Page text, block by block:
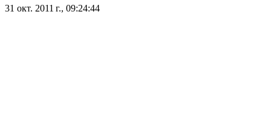
31 окт. 2011 г., 09:24:44